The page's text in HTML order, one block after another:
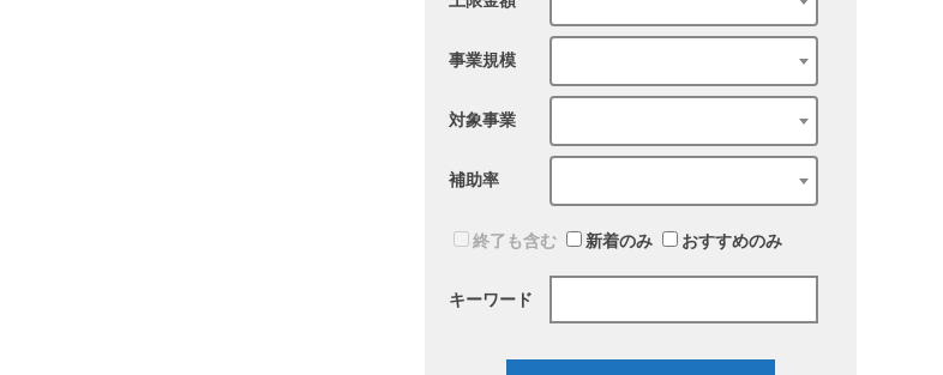
事業規模
対象事業
補助率
終了も含む 新着のみ おすすめのみ
キーワード